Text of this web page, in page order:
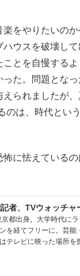
をやりたいの
ウスを破壊し
とを自慢する
た。問題とな
られましたが
のは、時代とい
に怯えている
者、TVウォッチャ
都出身。大学時代に
を経てフリーに。芸
テレビに映った場所を